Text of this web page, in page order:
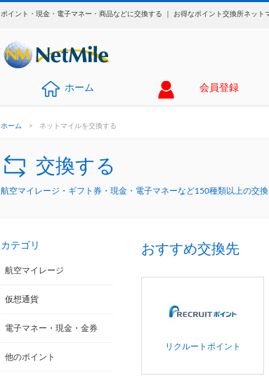
ポイント・現金・電子マネー・商品などに交換する ｜ お得なポイント交換所ネット
ホーム 会員登録
ホーム > ネットマイルを交換する
交換する
航空マイレージ・ギフト券・現金・電子マネーなど150種類以上の交
カテゴリ
航空マイレージ
仮想通貨
電子マネー・現金・金券
他のポイント
おすすめ交換先
リクルートポイント